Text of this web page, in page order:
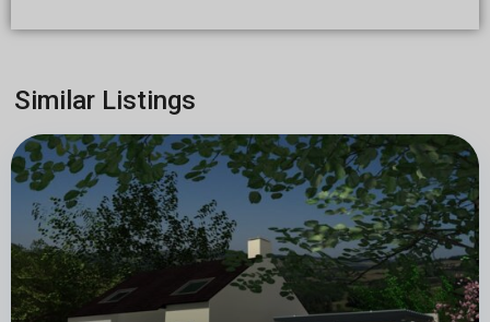
Similar Listings